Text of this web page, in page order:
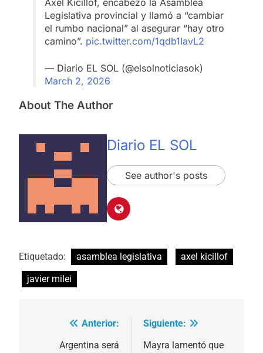
Legislativa provincial y llamó a “cambiar
el rumbo nacional” al asegurar “hay otro
camino”. pic.twitter.com/1qdb1IavL2
— Diario EL SOL (@elsolnoticiasok)
March 2, 2026
About The Author
Diario EL SOL
See author's posts
Etiquetado: asamblea legislativa
axel kicillof
javier milei
Navegación
Anterior:
Argentina será
Siguiente:
Mayra lamentó que